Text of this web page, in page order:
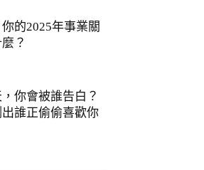
你的2025年事業關
？
你會被誰告白？
誰正偷偷喜歡你